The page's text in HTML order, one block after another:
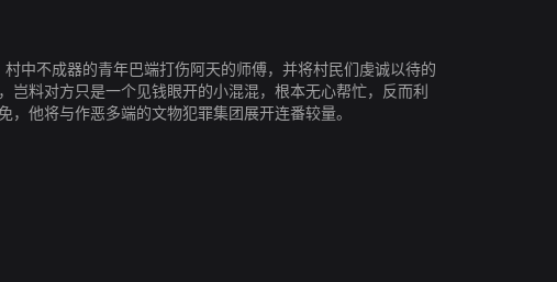
中不成器的青年巴端打伤阿天的师傅，并将村民们虔诚以待的
料对方只是一个见钱眼开的小混混，根本无心帮忙，反而利
他将与作恶多端的文物犯罪集团展开连番较量。